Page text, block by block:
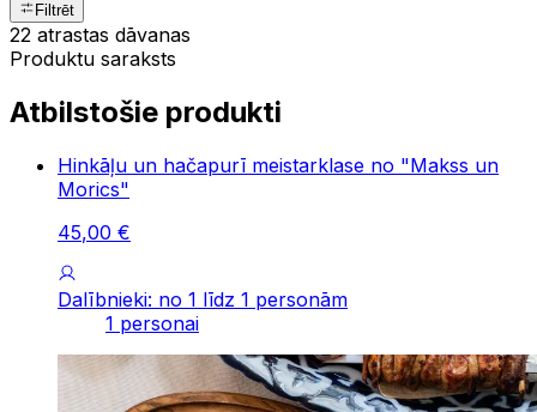
Filtrēt
22 atrastas dāvanas
Produktu saraksts
Atbilstošie produkti
Hinkāļu un hačapurī meistarklase no "Makss un
Morics"
45,00 €
Dalībnieki: no 1 līdz 1 personām
1 personai